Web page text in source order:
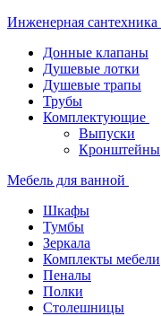
Инженерная сантехника
Донные клапаны
Душевые лотки
Душевые трапы
Трубы
Комплектующие
Выпуски
Кронштейны
Мебель для ванной
Шкафы
Тумбы
Зеркала
Комплекты мебели
Пеналы
Полки
Столешницы